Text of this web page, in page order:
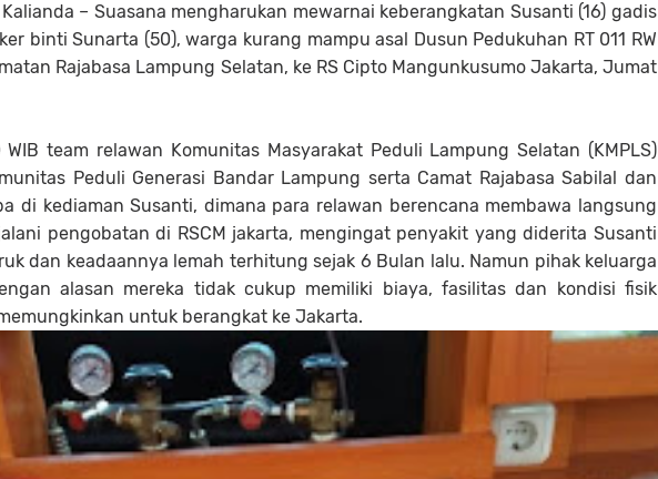
– Suasana mengharukan mewarnai keberangkatan Susanti (16) gadis
binti Sunarta (50), warga kurang mampu asal Dusun Pedukuhan RT 011 RW
Rajabasa Lampung Selatan, ke RS Cipto Mangunkusumo Jakarta, Jumat
team relawan Komunitas Masyarakat Peduli Lampung Selatan (KMPLS)
Peduli Generasi Bandar Lampung serta Camat Rajabasa Sabilal dan
di kediaman Susanti, dimana para relawan berencana membawa langsung
pengobatan di RSCM jakarta, mengingat penyakit yang diderita Susanti
dan keadaannya lemah terhitung sejak 6 Bulan lalu. Namun pihak keluarga
alasan mereka tidak cukup memiliki biaya, fasilitas dan kondisi fisik
untuk berangkat ke Jakarta.